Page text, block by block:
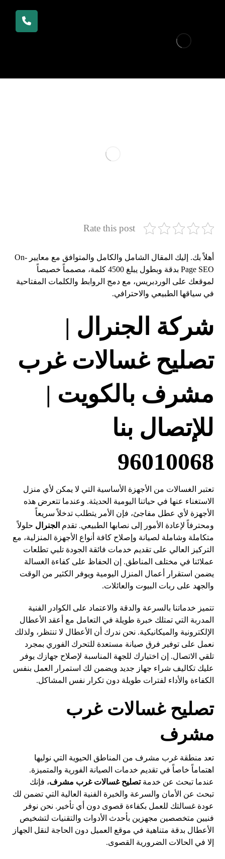
Rate this post
أهلاً بك. إليك المقال الشامل والكامل والمتوافق مع معايير On-
Page SEO بدقة وبطول يبلغ 4500 كلمة، مصمماً خصيصاً
لموقعك على الوردبريس، مع دمج الروابط والكلمات المفتاحية
في سياقها الطبيعي والاحترافي.
شركة الجنرال |
تصليح غسالات غرب
مشرف بالكويت |
للإتصال بنا
96010068
تعتبر الغسالات من الأجهزة الأساسية التي لا يمكن لأي منزل
الاستغناء عنها في حياتنا اليومية الحديثة. وعندما تتعرض هذه
الأجهزة لأي عطل مفاجئ، فإن الأمر يتطلب تدخلاً سريعاً
ومحترفاً لإعادة الأمور إلى نصابها الطبيعي. تقدم الجنرال حلولاً
متكاملة وشاملة لصيانة وإصلاح كافة أنواع الأجهزة المنزلية، مع
التركيز العالي على تقديم خدمات فائقة الجودة تلبي تطلعات
عملائنا في مختلف المناطق. إن الحفاظ على كفاءة الغسالة
يضمن استقرار أعمال المنزل اليومية ويوفر الكثير من الوقت
والجهد على ربات البيوت والعائلات.
تتميز خدماتنا بالسرعة والدقة والاعتماد على الكوادر الفنية
المدربة التي تمتلك خبرة طويلة في التعامل مع أعقد الأعطال
الإلكترونية والميكانيكية. نحن ندرك أن الأعطال لا تنتظر، ولذلك
نعمل على توفير فرق صيانة مستعدة للتحرك الفوري بمجرد
تلقي الاتصال. إن اختيارك للجهة المناسبة لإصلاح جهازك يوفر
عليك تكاليف شراء جهاز جديد ويضمن لك استمرار العمل بنفس
الكفاءة والأداء لفترات طويلة دون تكرار نفس المشاكل.
تصليح غسالات غرب
مشرف
تعد منطقة غرب مشرف من المناطق الحيوية التي نوليها
اهتماماً خاصاً في تقديم خدمات الصيانة الفورية والمتميزة.
عندما تبحث عن خدمةتصليح غسالات غرب مشرف، فإنك
تبحث عن الأمان والسرعة والخبرة الفنية العالية التي تضمن لك
عودة غسالتك للعمل بكفاءة قصوى دون أي تأخير. نحن نوفر
فنيين متخصصين مجهزين بأحدث الأدوات والتقنيات لتشخيص
الأعطال بدقة متناهية في موقع العميل دون الحاجة لنقل الجهاز
إلا في الحالات الضرورية القصوى.